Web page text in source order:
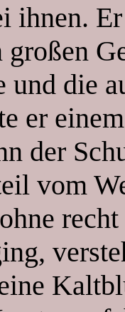
ihnen.
großen
und die
er
der
vom